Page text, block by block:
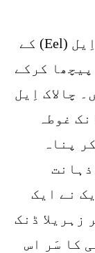
دو ڈولفن ایک سانپ نما مچھلی اِیل (Eel) کے
کرکے
چالاک اِیل
غوطہ
پناہ
نے ایک
زہریلا ڈنک
کا سَر اس